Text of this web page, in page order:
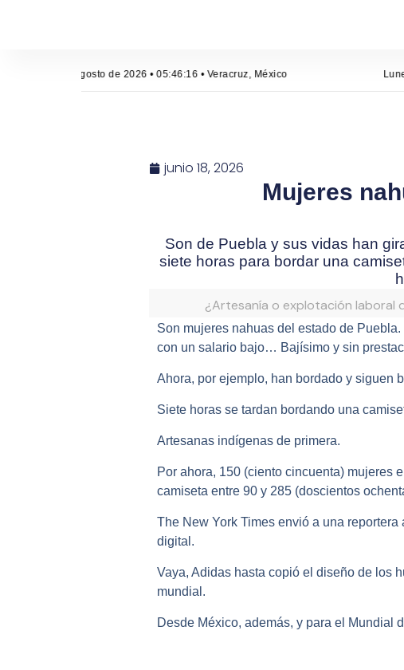
Lunes, 10 de agosto de 2026 • 05:46:17 • Veracruz, México
junio 18, 2026
Mujeres
Son de Puebla y sus vidas han
siete horas para bordar una
¿Artesanía o explotación laboral
Son mujeres nahuas del estado de
con un salario bajo… Bajísimo y sin
Ahora, por ejemplo, han bordado y siguen
Siete horas se tardan bordando una
Artesanas indígenas de primera.
Por ahora, 150 (ciento cincuenta) mujeres
camiseta entre 90 y 285 (doscientos
The New York Times envió a una
digital.
Vaya, Adidas hasta copió el diseño de los
mundial.
Desde México, además, y para el Mundial